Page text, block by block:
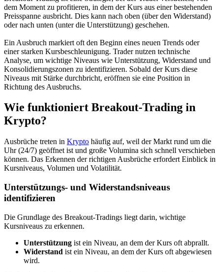
dem Moment zu profitieren, in dem der Kurs aus einer bestehenden
Preisspanne ausbricht. Dies kann nach oben (über den Widerstand)
oder nach unten (unter die Unterstützung) geschehen.
Ein Ausbruch markiert oft den Beginn eines neuen Trends oder
einer starken Kursbeschleunigung. Trader nutzen technische
Analyse, um wichtige Niveaus wie Unterstützung, Widerstand und
Konsolidierungszonen zu identifizieren. Sobald der Kurs diese
Niveaus mit Stärke durchbricht, eröffnen sie eine Position in
Richtung des Ausbruchs.
Wie funktioniert Breakout-Trading in
Krypto?
Ausbrüche treten in Krypto häufig auf, weil der Markt rund um die
Uhr (24/7) geöffnet ist und große Volumina sich schnell verschieben
können. Das Erkennen der richtigen Ausbrüche erfordert Einblick in
Kursniveaus, Volumen und Volatilität.
Unterstützungs- und Widerstandsniveaus
identifizieren
Die Grundlage des Breakout-Tradings liegt darin, wichtige
Kursniveaus zu erkennen.
Unterstützung ist ein Niveau, an dem der Kurs oft abprallt.
Widerstand ist ein Niveau, an dem der Kurs oft abgewiesen
wird.